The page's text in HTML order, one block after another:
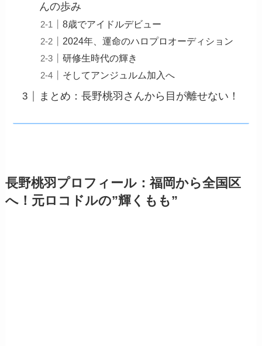
んの歩み
8歳でアイドルデビュー
2024年、運命のハロプロオーディション
研修生時代の輝き
そしてアンジュルム加入へ
まとめ：長野桃羽さんから目が離せない！
長野桃羽プロフィール：福岡から全国区
へ！元ロコドルの”輝くもも”